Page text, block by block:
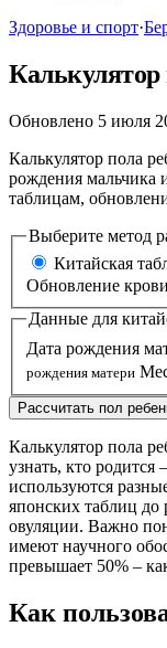
Здоровье и спорт·
Калькулятор
Обновлено 5 июля
Калькулятор пола
рождения мальчика
таблицам,
Выберите метод
Китайская
Обновление крови
Данные для
Дата рождения
рождения матери
Рассчитать пол
Калькулятор пола
узнать, кто
используются
японских таблиц до
овуляции. Важно
имеют научного
превышает 50% –
Как